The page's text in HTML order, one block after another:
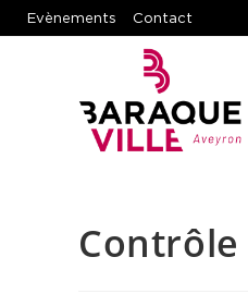
Evènements Contact